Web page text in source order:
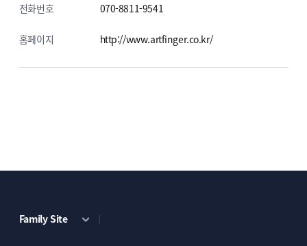
전화번호 070-8811-9541
홈페이지 http://www.artfinger.co.kr/
Family Site